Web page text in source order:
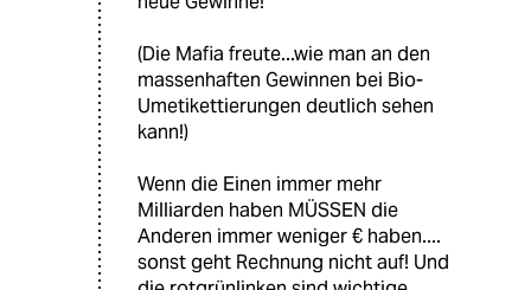
(Die Mafia freute...wie man an den
massenhaften Gewinnen bei Bio-
Umetikettierungen deutlich sehen
kann!)
Wenn die Einen immer mehr
Milliarden haben MÜSSEN die
Anderen immer weniger € haben....
sonst geht Rechnung nicht auf! Und